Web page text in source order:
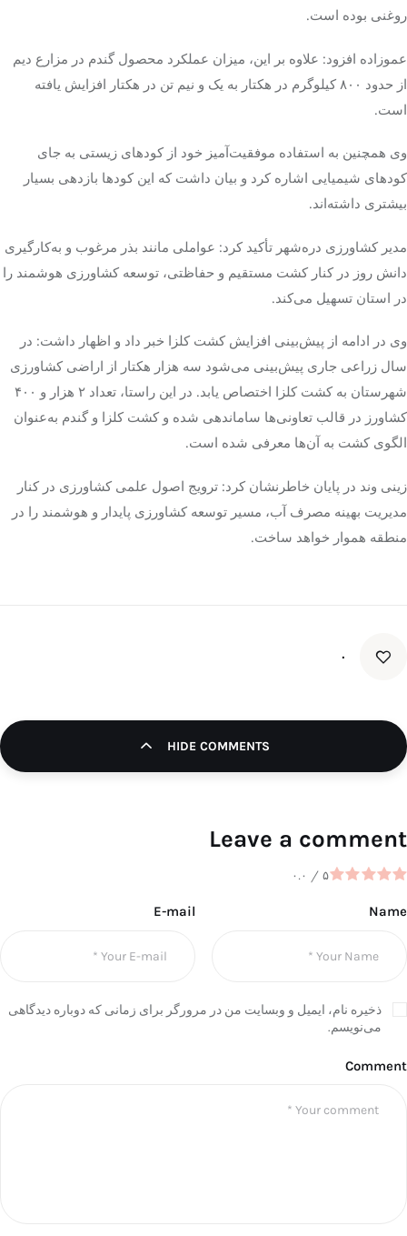
روغنی بوده است.
عموزاده افزود: علاوه بر این، میزان عملکرد محصول گندم در مزارع دیم
از حدود ۸۰۰ کیلوگرم در هکتار به یک و نیم تن در هکتار افزایش یافته
است.
وی همچنین به استفاده موفقیت‌آمیز خود از کودهای زیستی به جای
کودهای شیمیایی اشاره کرد و بیان داشت که این کودها بازدهی بسیار
بیشتری داشته‌اند.
مدیر کشاورزی دره‌شهر تأکید کرد: عواملی مانند بذر مرغوب و به‌کارگیری
دانش روز در کنار کشت مستقیم و حفاظتی، توسعه کشاورزی هوشمند را
در استان تسهیل می‌کند.
وی در ادامه از پیش‌بینی افزایش کشت کلزا خبر داد و اظهار داشت: در
سال زراعی جاری پیش‌بینی می‌شود سه هزار هکتار از اراضی کشاورزی
شهرستان به کشت کلزا
اختصاص یابد. در این راستا، تعداد ۲ هزار و ۴۰۰
کشاورز در قالب تعاونی‌ها ساماندهی شده و کشت کلزا و گندم به‌عنوان
الگوی کشت به آن‌ها معرفی شده است.
زینی وند در پایان خاطرنشان کرد: ترویج اصول علمی کشاورزی در کنار
مدیریت بهینه مصرف آب، مسیر توسعه کشاورزی پایدار و هوشمند را در
منطقه هموار خواهد ساخت.
۰
HIDE COMMENTS
Leave a comment
۰.۰ / ۵
Name
E-mail
ذخیره نام، ایمیل و وبسایت من در مرورگر برای زمانی که دوباره دیدگاهی
می‌نویسم.
Comment